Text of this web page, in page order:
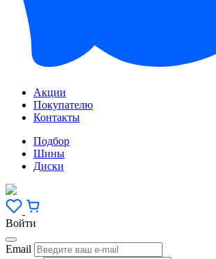
Акции
Покупателю
Контакты
Подбор
Шины
Диски
Войти
Email